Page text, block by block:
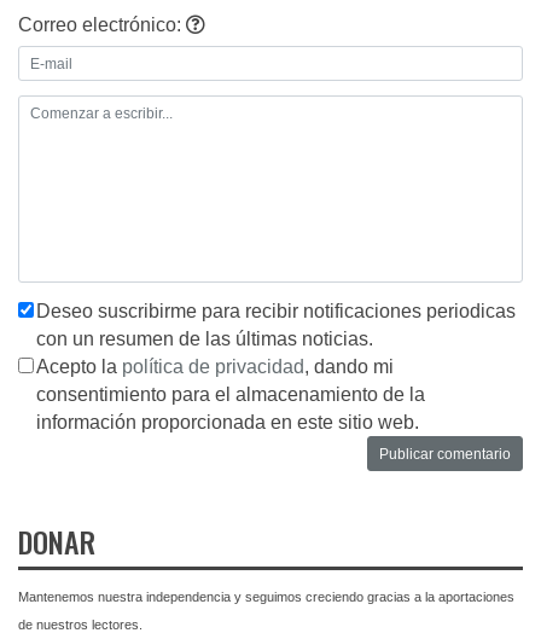
Correo electrónico:
Deseo suscribirme para recibir notificaciones periodicas
con un resumen de las últimas noticias.
Acepto la política de privacidad, dando mi
consentimiento para el almacenamiento de la
información proporcionada en este sitio web.
DONAR
Mantenemos nuestra independencia y seguimos creciendo gracias a la aportaciones
de nuestros lectores.